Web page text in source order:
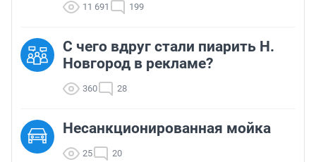
11 691 199
С чего вдруг стали пиарить Н.
Новгород в рекламе?
360 28
Несанкционированная мойка
25 20